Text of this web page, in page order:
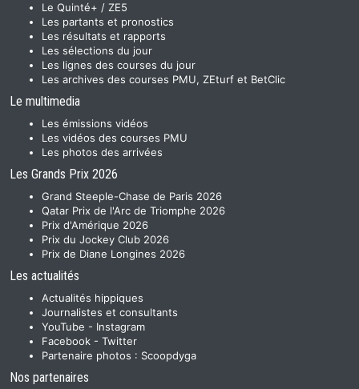
Le Quinté+ / ZE5
Les partants et pronostics
Les résultats et rapports
Les sélections du jour
Les lignes des courses du jour
Les archives des courses PMU, ZEturf et BetClic
Le multimedia
Les émissions vidéos
Les vidéos des courses PMU
Les photos des arrivées
Les Grands Prix 2026
Grand Steeple-Chase de Paris 2026
Qatar Prix de l'Arc de Triomphe 2026
Prix d'Amérique 2026
Prix du Jockey Club 2026
Prix de Diane Longines 2026
Les actualités
Actualités hippiques
Journalistes et consultants
YouTube - Instagram
Facebook - Twitter
Partenaire photos : Scoopdyga
Nos partenaires